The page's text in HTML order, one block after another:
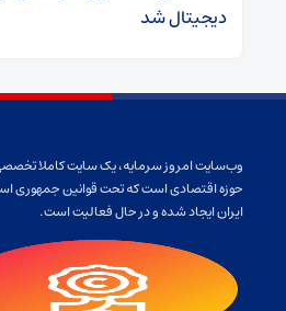
دیجیتال شد
وب‌سایت امروز سرمایه، یک سایت کاملا
حوزه اقتصادی است که تحت قوانین جمهوری
ایران ایجاد شده و در حال فعالیت است.